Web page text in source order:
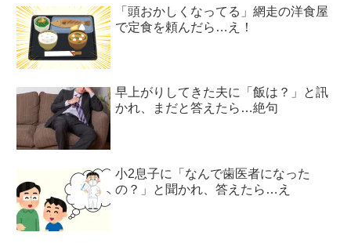
「頭おかしくなってる」網走の洋食屋
で定食を頼んだら…え！
早上がりしてきた夫に「飯は？」と訊
かれ、まだと答えたら…絶句
小2息子に「なんで歯医者になった
の？」と聞かれ、答えたら…え